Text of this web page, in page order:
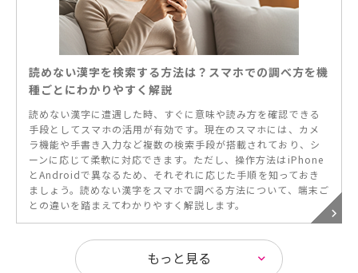
読めない漢字を検索する方法は？スマホでの調べ方を機
種ごとにわかりやすく解説
読めない漢字に遭遇した時、すぐに意味や読み方を確認できる
手段としてスマホの活用が有効です。現在のスマホには、カメ
ラ機能や手書き入力など複数の検索手段が搭載されており、シ
ーンに応じて柔軟に対応できます。ただし、操作方法はiPhone
とAndroidで異なるため、それぞれに応じた手順を知っておき
ましょう。読めない漢字をスマホで調べる方法について、端末ご
との違いを踏まえてわかりやすく解説します。